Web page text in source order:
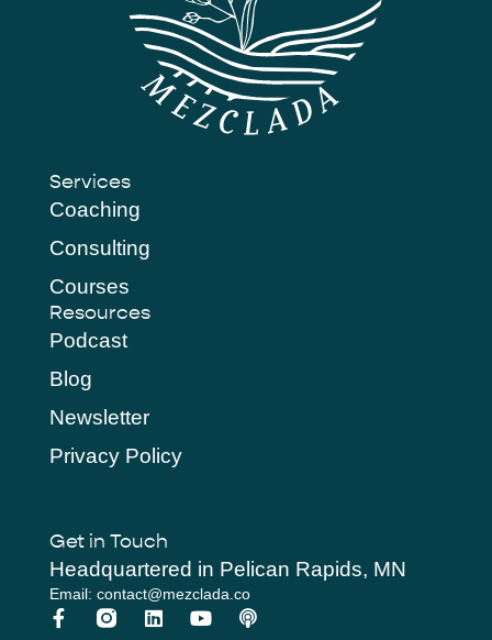
Services
Coaching
Consulting
Courses
Resources
Podcast
Blog
Newsletter
Privacy Policy
Get in Touch
Headquartered in Pelican Rapids, MN
Email: contact@mezclada.co